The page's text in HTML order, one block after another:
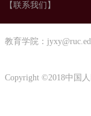
【联系我们】
教育学院：
Copyright ©2018中国